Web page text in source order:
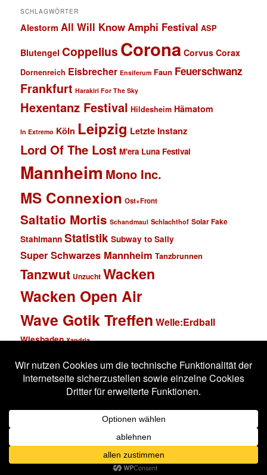
SCHLAGWÖRTER
Alestorm All Will KnowAmphi Festival ASP
Blutengel Coppelius Corona Corvus Corax
Dornenreich Eisbrecher Ensiferum Faun Feuerschwanz
Frankfurt Harakiri For The Sky
Hexentanz Festival Hildesheim Hämatom
In Extremo Köln Leipzig Letzte Instanz
Lord Of The Lost M'era Luna Festival
Mannheim Mono Inc.
MS Connexion Ost+Front
Saltatio Mortis Schandmaul Schlachthof Solar Fake
Stahlmann Statistik Subway to Sally
Super Schwarzes Mannheim Tanzbrunnen
Tanzwut Unzucht Wacken
Wacken Open Air
Wave Gotik Treffen Welle:Erdball
Wiesbaden Xandria
Impressum
Stolz präsentiert von WordPress